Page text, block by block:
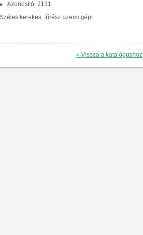
Azonosító: 2131
Széles kerekes, fűrész üzemi gép!
« Vissza a katalógushoz